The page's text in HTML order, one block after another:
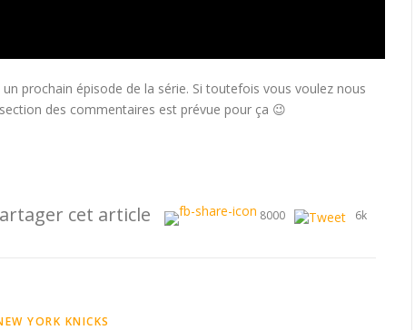
prochain épisode de la série. Si toutefois vous voulez nous
des commentaires est prévue pour ça 😉
cet article 8000 6k
YORK KNICKS